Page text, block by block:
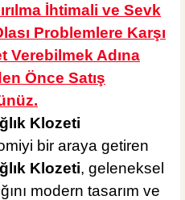
İhtimali ve Sevk
Problemlere Karşı
Verebilmek Adına
Önce Satış
Klozeti
bir araya getiren
Klozeti, geleneksel
modern tasarım ve